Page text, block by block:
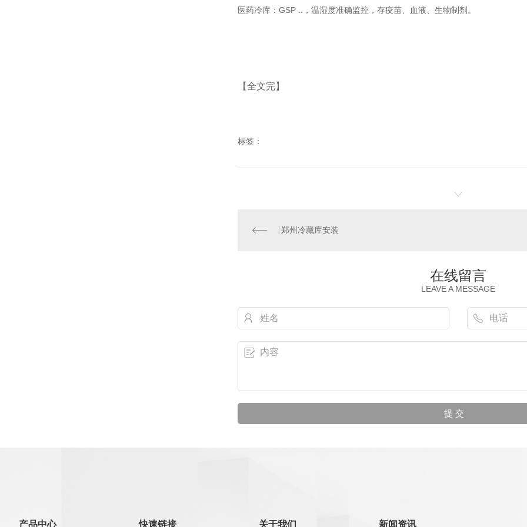
医药冷库：GSP ..，温湿度准确监控，存疫苗、血液、生物制剂。
【全文完】
标签：
郑州冷藏库安装
在线留言
LEAVE A MESSAGE
产品中心 快速链接 关于我们 新闻资讯